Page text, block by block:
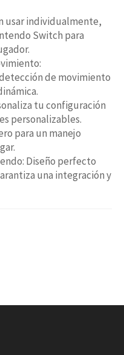
usar individualmente,
Switch para
de movimiento
tu configuración
personalizables.
para un manejo
Diseño perfecto
una integración y